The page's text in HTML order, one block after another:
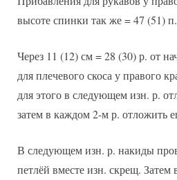
высоте спинки так же = 47 (51) п.
Через 11 (12) см = 28 (30) р. от
для плечевого скоса у правого
для этого в следующем изн. р.
затем в каждом 2-м р. отложить
В следующем изн. р. накиды
петлёй вместе изн. скрещ.